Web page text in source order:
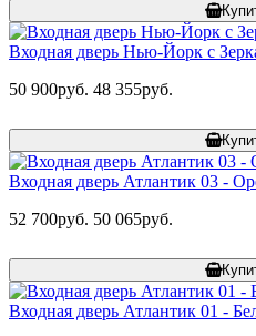
Входная дверь Нью-Йорк с
50 900руб. 48 355руб.
Входная дверь Атлантик 03 -
52 700руб. 50 065руб.
Входная дверь Атлантик 01 -